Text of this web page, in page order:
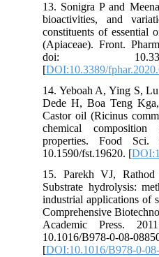
13. Sonigra P and
bioactivities, and
constituents of
(Apiaceae). Front.
doi: 10.3389/
[DOI:10.3389/
14. Yeboah A, Ying
Dede H, Boa Teng
Castor oil (Ricinus
chemical
properties. Food
10.1590/fst.19620. [
15. Parekh VJ,
Substrate hydrolysis:
industrial applications
Comprehensive
Academic Press.
10.1016/B978-0-08-
[DOI:10.1016/B978-